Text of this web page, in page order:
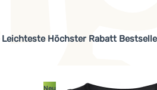
Leichteste Höchster Rabatt
Neu